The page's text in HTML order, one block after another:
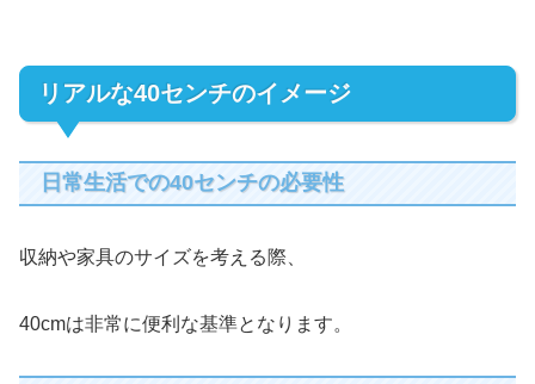
リアルな40センチのイメージ
日常生活での40センチの必要性
収納や家具のサイズを考える際、
40cmは非常に便利な基準となります。